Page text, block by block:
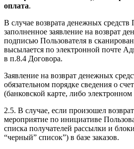
оплата.
В случае возврата денежных средств
заполненное заявление на возврат
подписью Пользователя в
высылается по электронной почте
в п.8.4 Договора.
Заявление на возврат денежных
обязательном порядке сведения о
(банковской карте, либо
2.5. В случае, если произошел
мероприятие по инициативе
списка получателей рассылки и
“черный” список”) в базе заказов.